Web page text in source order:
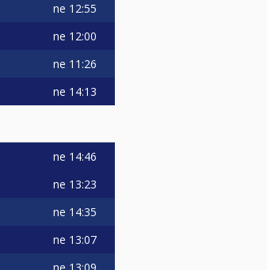
ne 12:55
ne 12:00
ne 11:26
ne 14:13
ne 14:46
ne 13:23
ne 14:35
ne 13:07